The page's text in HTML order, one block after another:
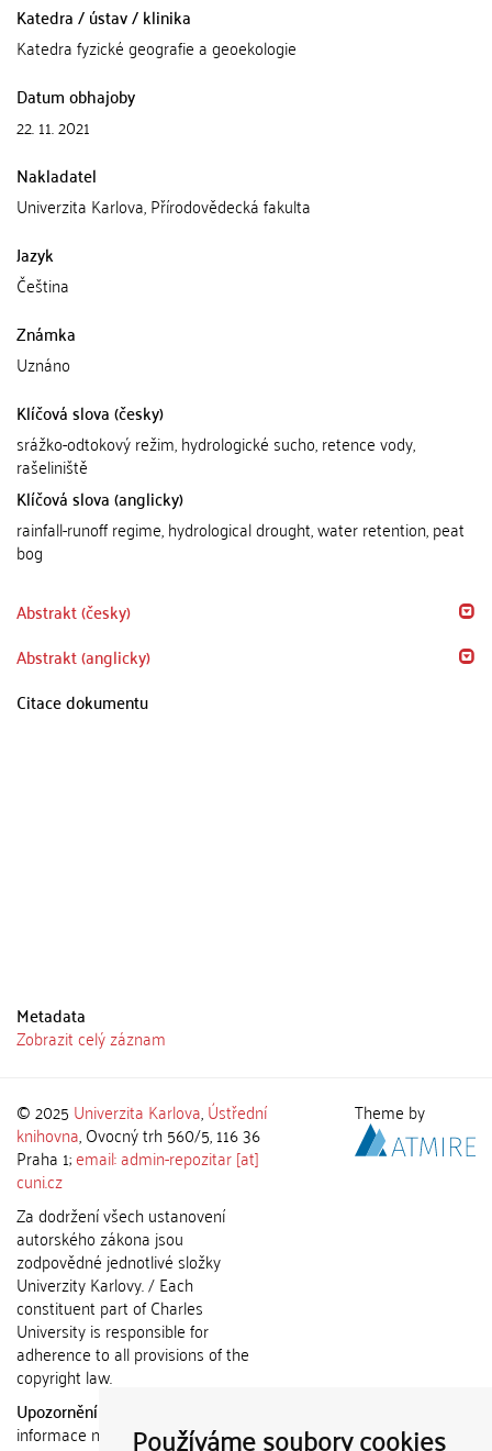
Používáme soubory cookies
Katedra / ústav / klinika
Katedra fyzické geografie a geoekologie
Datum obhajoby
22. 11. 2021
Nakladatel
Univerzita Karlova, Přírodovědecká fakulta
Jazyk
Čeština
Známka
Uznáno
Klíčová slova (česky)
srážko-odtokový režim, hydrologické sucho, retence vody,
rašeliniště
Klíčová slova (anglicky)
rainfall-runoff regime, hydrological drought, water retention, peat
bog
Abstrakt (česky)
Abstrakt (anglicky)
Citace dokumentu
Metadata
Zobrazit celý záznam
© 2025 Univerzita Karlova,Ústřední
knihovna, Ovocný trh 560/5, 116 36
Praha 1;email: admin-repozitar [at]
cuni.cz
Za dodržení všech ustanovení
autorského zákona jsou
zodpovědné jednotlivé složky
Univerzity Karlovy. / Each
constituent part of Charles
University is responsible for
adherence to all provisions of the
copyright law.
Upozornění / Notice:
informace nemohou být použity k
Theme by